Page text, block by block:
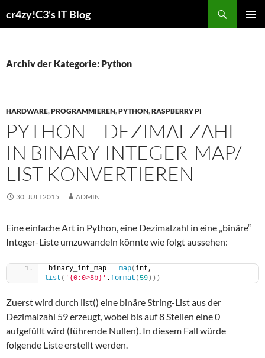
Inhalt
cr4zy!C3's IT Blog
Archiv der Kategorie: Python
HARDWARE,PROGRAMMIEREN,PYTHON,RASPBERRY PI
PYTHON – DEZIMALZAHL
IN BINARY-INTEGER-MAP/-
LIST KONVERTIEREN
30. JULI 2015 ADMIN
Eine einfache Art in Python, eine Dezimalzahl in eine „binäre“
Integer-Liste umzuwandeln könnte wie folgt aussehen:
binary_int_map = map(
list ( '{0:0>8b}' .format ( 59 )))
Zuerst wird durch list() eine binäre String-List aus der
Dezimalzahl 59 erzeugt, wobei bis auf 8 Stellen eine 0
aufgefüllt wird (führende Nullen). In diesem Fall würde
folgende Liste erstellt werden.